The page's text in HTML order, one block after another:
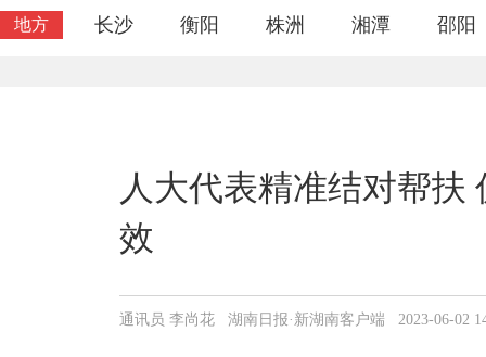
地方 长沙 衡阳 株洲 湘潭 邵阳
人大代表精准结对帮扶
效
通讯员 李尚花 湖南日报·新湖南客户端 2023-06-02